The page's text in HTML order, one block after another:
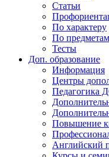
Статьи
По характеру
По предметам
Тесты
Доп. образование
Информация
Центры
Педагогика
Повышение
Английский